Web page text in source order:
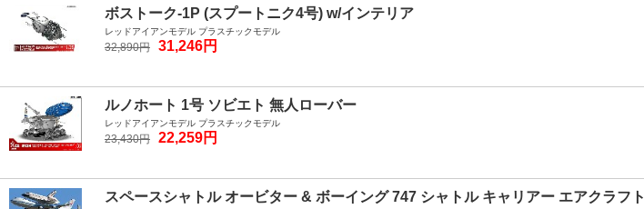
ボストーク-1P (スプートニク4号) w/インテリア
レッドアイアンモデル プラスチックモデル
32,890円 31,246円
ルノホート 1号 ソビエト 無人ローバー
レッドアイアンモデル プラスチックモデル
23,430円 22,259円
スペースシャトル オービター & ボーイング 747 シャトル キャリアー エアクラフト